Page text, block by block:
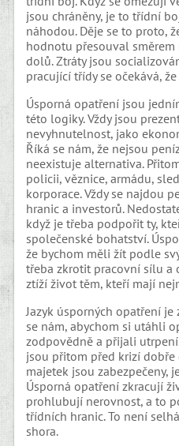
jsou chráněny, je to třídní
náhodou. Děje se to proto,
hodnotu přesouval
dolů. Ztráty jsou
pracující třídy se očekává,
Úsporná opatření jsou
této logiky. Vždy jsou
nevyhnutelnost, jako
Říká se nám, že nejsou
neexistuje alternativa.
policii, věznice, armádu,
korporace. Vždy se najdou
hranic a investorů.
když je třeba podpořit ty,
společenské bohatství.
že bychom měli žít podle
třeba zkrotit pracovní sílu a
ztíží život těm, kteří mají
Jazyk úsporných opatření je
se nám, abychom si utáhli
zodpovědně a přijali
jsou přitom před krizí dobře
majetek jsou zabezpečeny,
Úsporná opatření zkracují
prohlubují nerovnost, a to
třídních hranic. To není
shora.